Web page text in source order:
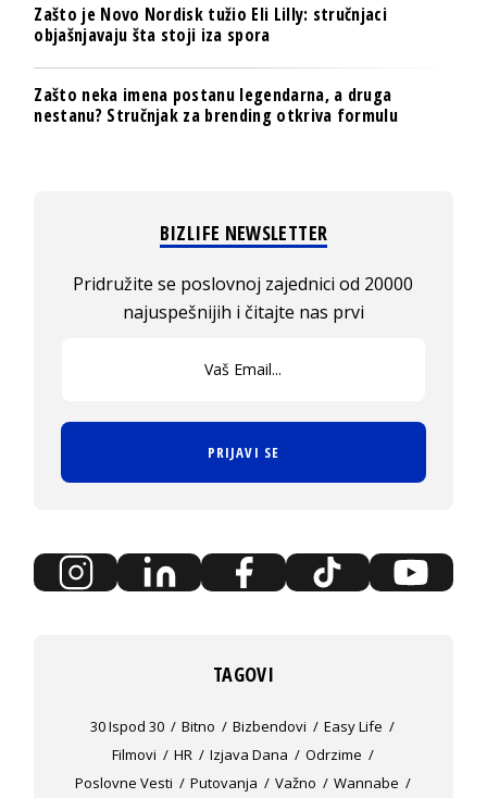
Zašto je Novo Nordisk tužio Eli Lilly: stručnjaci
objašnjavaju šta stoji iza spora
Zašto neka imena postanu legendarna, a druga
nestanu? Stručnjak za brending otkriva formulu
BIZLIFE NEWSLETTER
Pridružite se poslovnoj zajednici od 20000
najuspešnijih i čitajte nas prvi
PRIJAVI SE
TAGOVI
30 Ispod 30 Bitno Bizbendovi
Easy Life
Filmovi
HR Izjava Dana
Odrzime
Poslovne Vesti
Putovanja Važno
Wannabe